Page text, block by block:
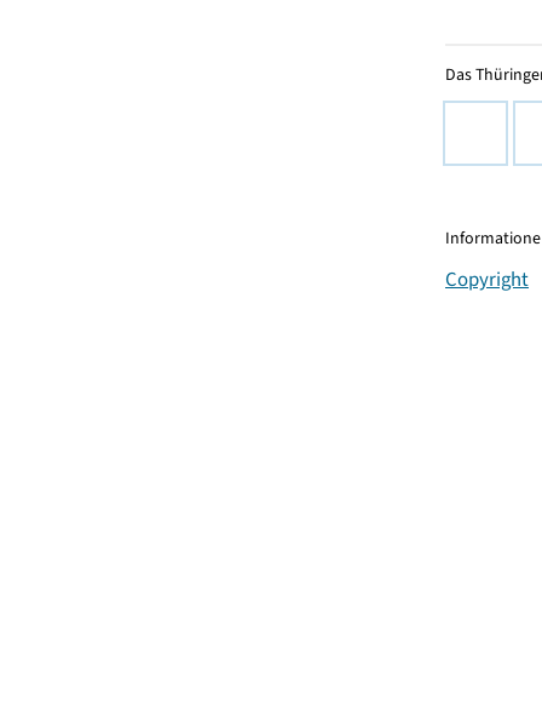
Das
Copyright